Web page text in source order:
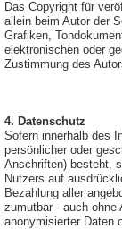
Das Copyright für
allein beim Autor der
Grafiken,
elektronischen oder
Zustimmung des
4. Datenschutz
Sofern innerhalb des
persönlicher oder
Anschriften) besteht,
Nutzers auf
Bezahlung aller
zumutbar - auch ohne
anonymisierter Daten